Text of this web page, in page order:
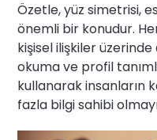
Özetle, yüz simetrisi,
önemli bir konudur.
kişisel ilişkiler
okuma ve profil
kullanarak insanların
fazla bilgi sahibi